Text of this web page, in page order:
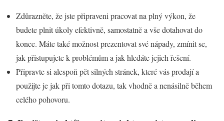
Zdůrazněte, že jste připraveni pracovat na plný výkon, že
budete plnit úkoly efektivně, samostatně a vše dotahovat do
konce. Máte také možnost prezentovat své nápady, zmínit se,
jak přistupujete k problémům a jak hledáte jejich řešení.
Připravte si alespoň pět silných stránek, které vás prodají a
použijte je jak při tomto dotazu, tak vhodně a nenásilně během
celého pohovoru.